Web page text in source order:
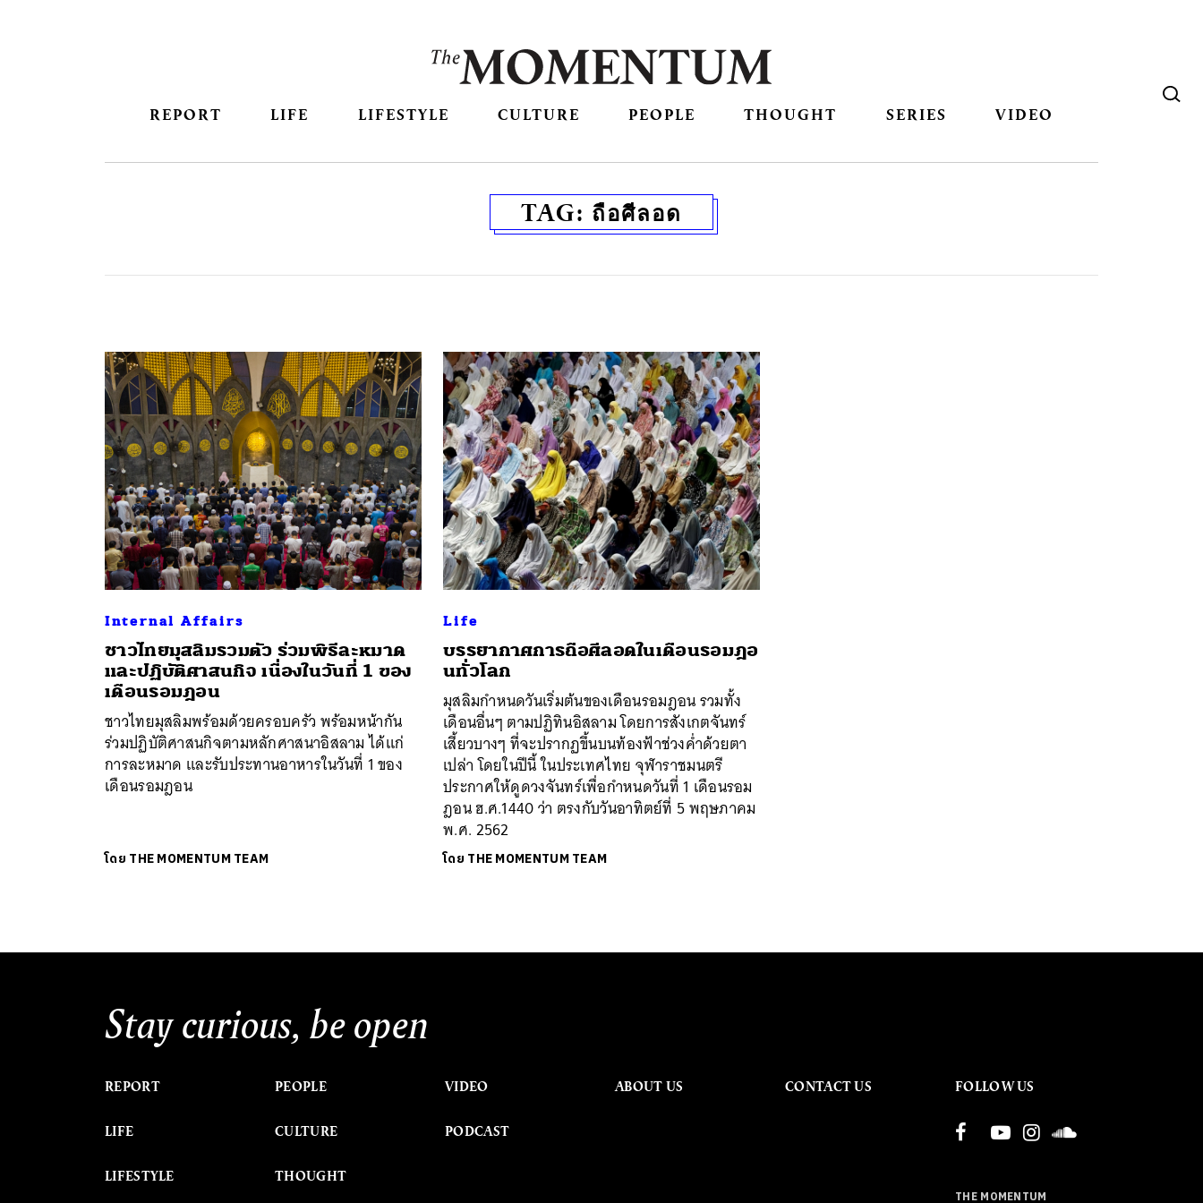
REPORT LIFE LIFESTYLE CULTURE PEOPLE THOUGHT SERIES VIDEO
TAG: ถือศีลอด
Internal Affairs
ชาวไทยมุสลิมรวมตัว ร่วมพิธีละหมาด
และปฏิบัติศาสนกิจ เนื่องในวันที่ 1 ของ
เดือนรอมฎอน
ชาวไทยมุสลิมพร้อมด้วยครอบครัว พร้อมหน้ากัน
ร่วมปฏิบัติศาสนกิจตามหลักศาสนาอิสลาม ได้แก่
การละหมาด และรับประทานอาหารในวันที่ 1 ของ
เดือนรอมฎอน
โดย THE MOMENTUM TEAM
Life
บรรยากาศการถือศีลอดในเดือนรอมฎอ
นทั่วโลก
มุสลิมกำหนดวันเริ่มต้นของเดือนรอมฎอน รวมทั้ง
เดือนอื่นๆ ตามปฏิทินอิสลาม โดยการสังเกตจันทร์
เสี้ยวบางๆ ที่จะปรากฏขึ้นบนท้องฟ้าช่วงค่ำด้วยตา
เปล่า โดยในปีนี้ ในประเทศไทย จุฬาราชมนตรี
ประกาศให้ดูดวงจันทร์เพื่อกำหนดวันที่ 1 เดือนรอม
ฎอน ฮ.ศ.1440 ว่า ตรงกับวันอาทิตย์ที่ 5 พฤษภาคม
พ.ศ. 2562
โดย THE MOMENTUM TEAM
Stay curious, be open
REPORT
LIFE
LIFESTYLE
PEOPLE
CULTURE
THOUGHT
VIDEO
PODCAST
ABOUT US CONTACT US FOLLOW US
THE MOMENTUM
SHARE TWEET LINE EMAIL